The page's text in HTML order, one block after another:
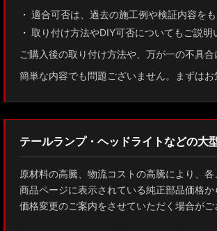
GUN125 ハイラックス
AXUH80/85 MXUA80/85 ハリアー
MXAA54 AXAH54/52 RAV4
ZVG11/ZSG10 カローラクロス
ZWE211W/ZWE214W/ZRE212W/NRE210W
適合可否は、過去の施工例や検証内容を
取り付け方法やDIY可否についてもご説明
ご購入後の取り付け方法や、万が一の不具
簡単な内容でも問題ございません。まずはお
テールランプ・ヘッドライトなどの大
原材料の高騰、物流コストの高騰により、
商品ページに表示されている純正部品価格
価格変更のご案内をさせていただく場合がご